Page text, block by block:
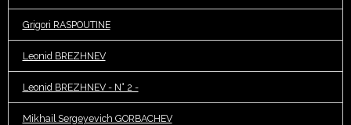
Grigori RASPOUTINE
Leonid BREZHNEV
Leonid BREZHNEV - N° 2 -
Mikhail Sergeyevich GORBACHEV